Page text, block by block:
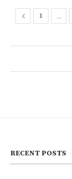
1 …
RECENT POSTS